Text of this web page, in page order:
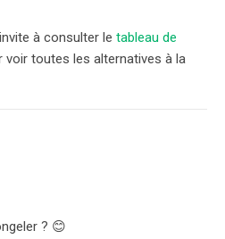
à consulter le tableau de
voir toutes les alternatives à la
? 😊